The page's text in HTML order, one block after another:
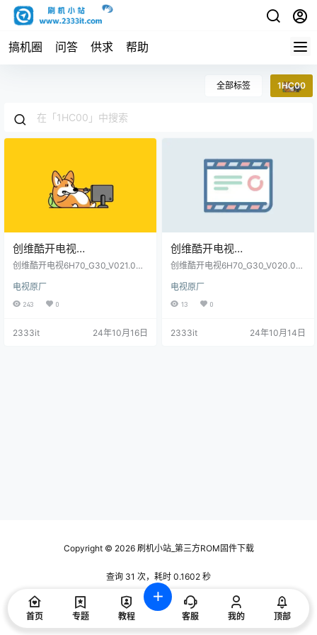
搞机圈 问答 供求 帮助
全部标签 1HC00
创维酷开电视
6H70_G30_V021.001.180_9_
_6H71_G52_H4_G20_G25_1
HC00_online_1013原厂程序
创维酷开电视6H70_G30_V021.001.
6H71_G52_H4_G20_G25_1HC00_o
nline_1013原厂程序U盘数据刷机包
电视原厂
243 0
2333it 24年10月16日
创维酷开电视
6H70_G30_V020.006.290_9
0_6H71_G52_H4_G20_G25_
1HC00_online_1821原厂程
创维酷开电视6H70_G30_V020.00
0_6H71_G52_H4_G20_G25_1HC00
_online_1821原厂程序U盘数据刷机
电视原厂
13 0
2333it 24年10月14日
Copyright © 2026刷机小站_第三方ROM固件下载
查询 31 次，耗时 0.1602 秒
首页 专题 教程 客服 我的 顶部